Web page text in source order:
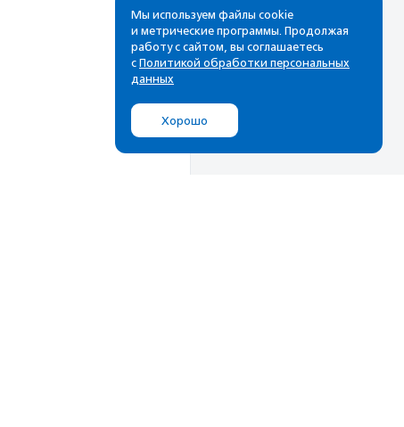
Рассылка
Cамые свежие новости,
почтовом ящике
Мы используем файлы cookie
и метрические программы. Продолжая
работу с сайтом, вы соглашаетесь
с Политикой обработки персональных
данных
Хорошо